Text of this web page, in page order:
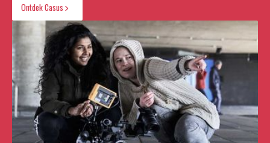
Ontdek Casus